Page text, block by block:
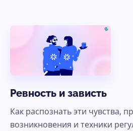
Ревность и зависть
Как распознать эти чувства,
возникновения и техники